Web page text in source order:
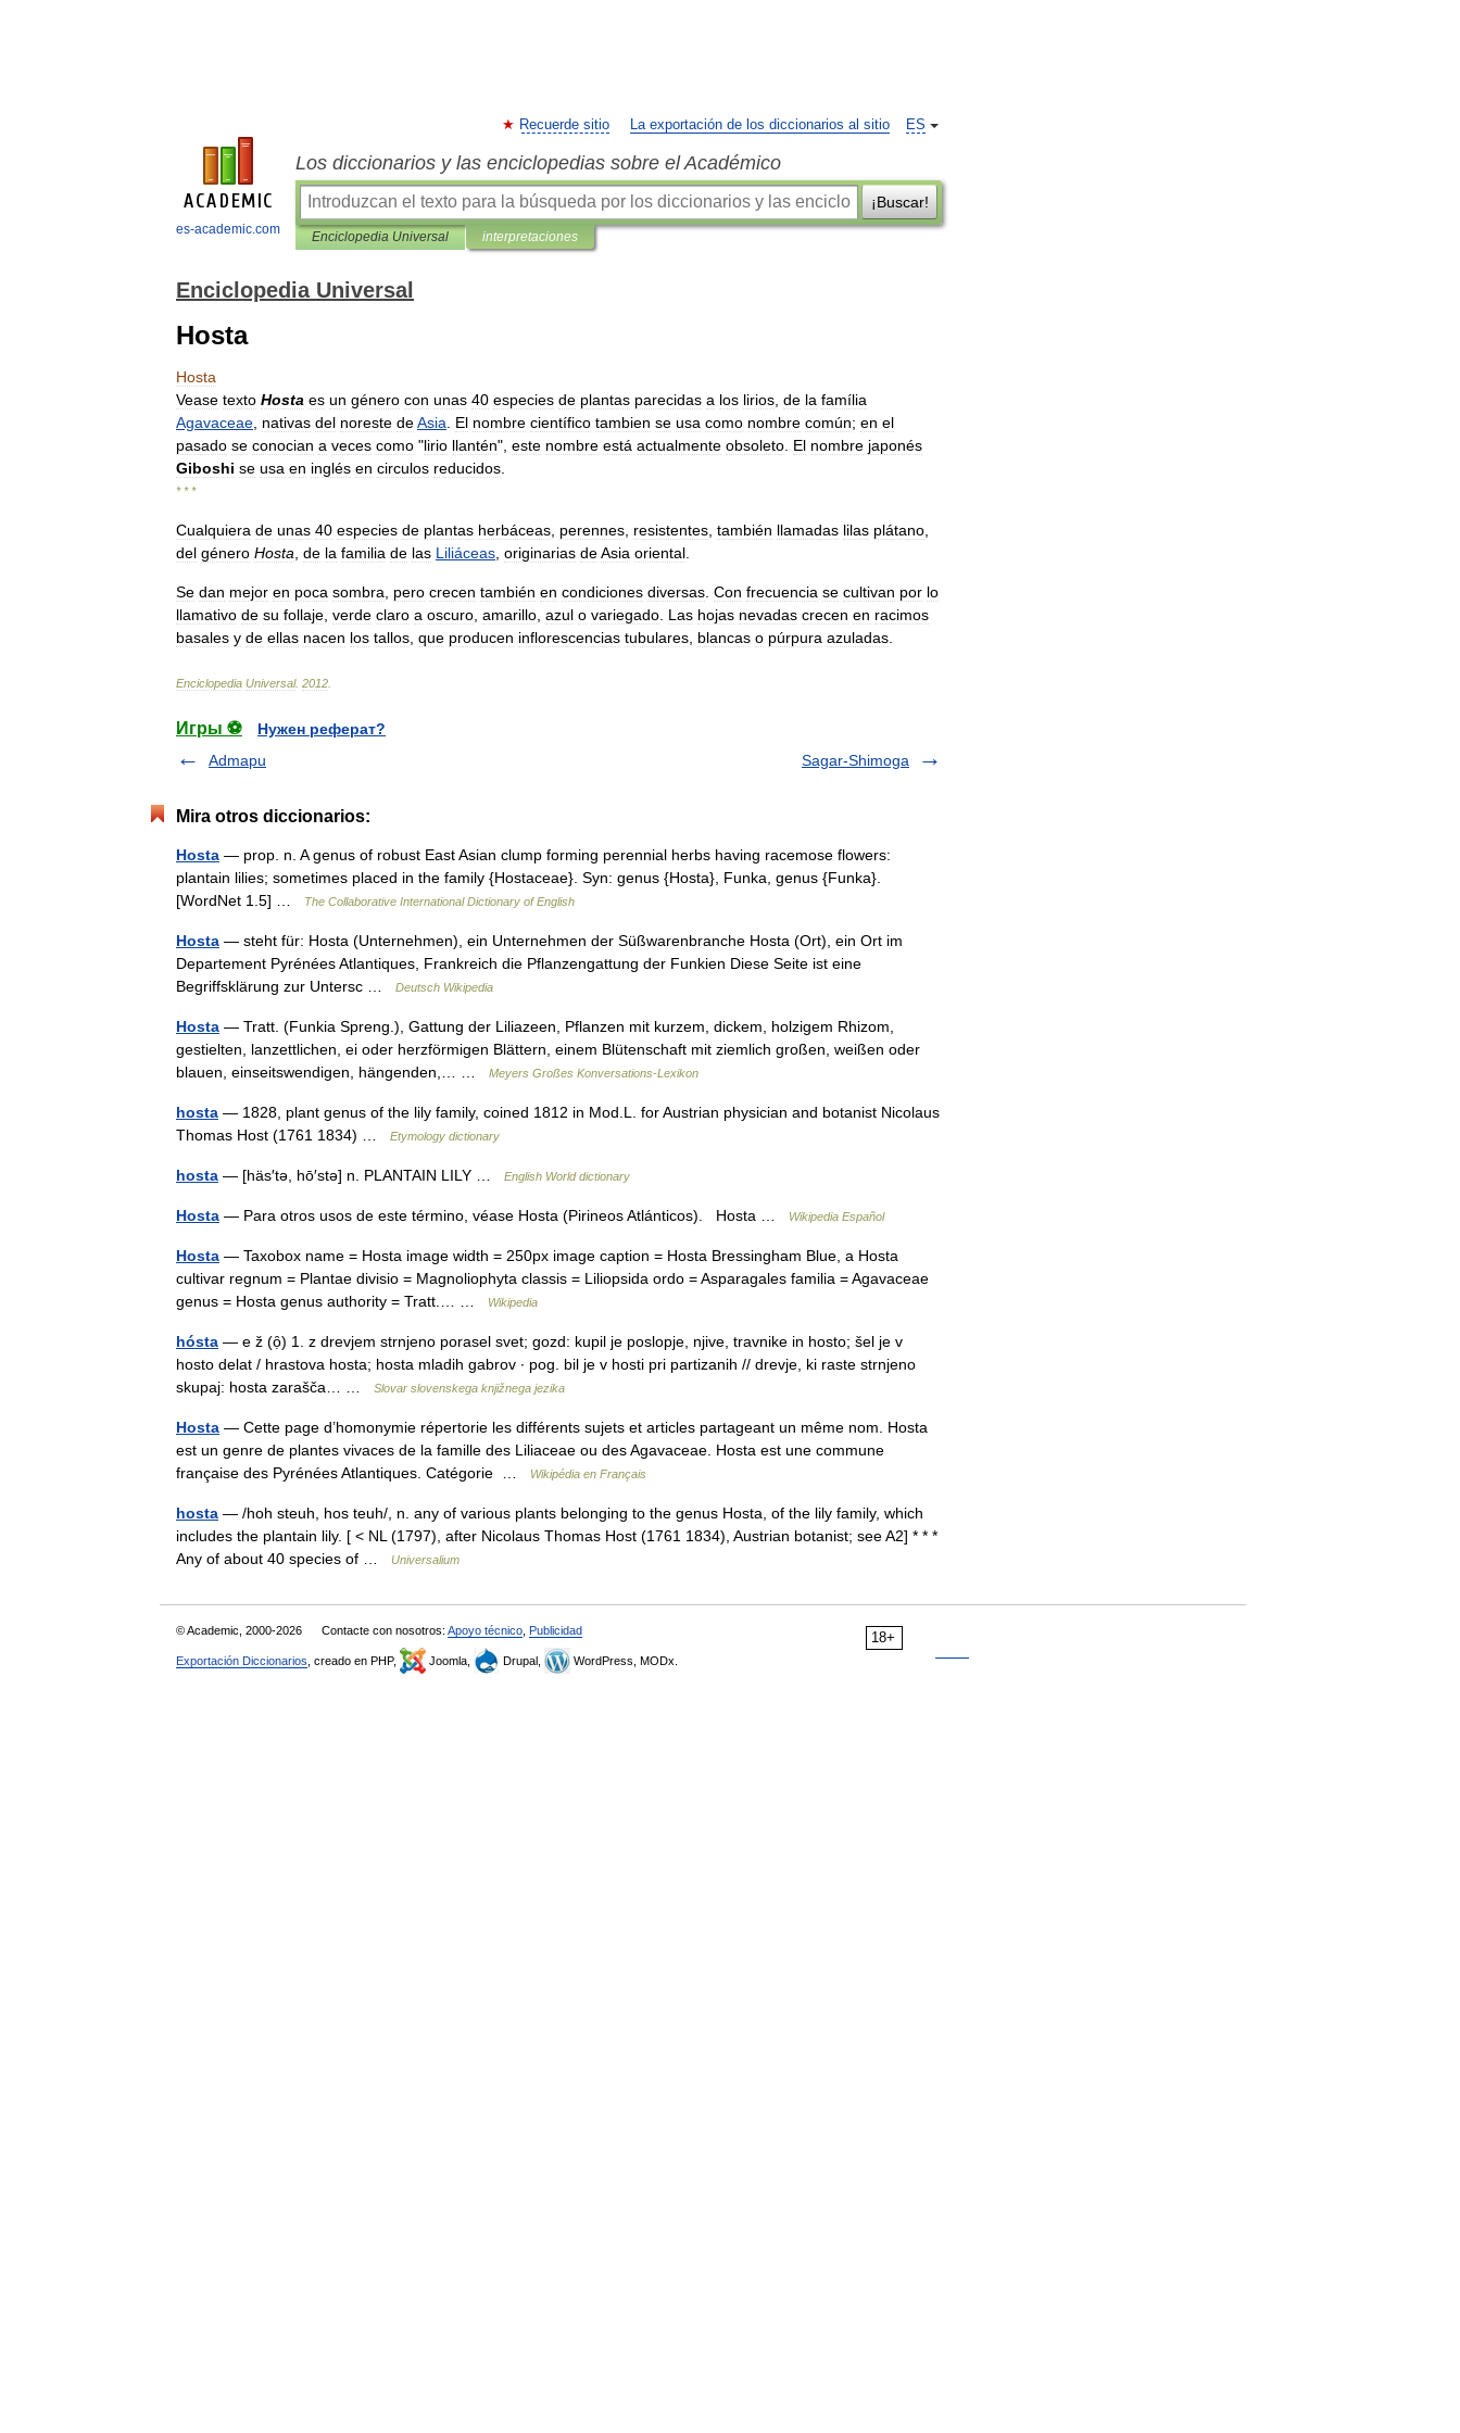
es-academic.com
ES
Recuerde sitio La exportación de los diccionarios al sitio
Los diccionarios y las enciclopedias sobre el Académico
¡Buscar!
Enciclopedia Universal interpretaciones
Enciclopedia Universal
Hosta
Hosta
Vease texto Hosta es un género con unas 40 especies de plantas parecidas a los lirios de la família
Agavaceae nativas del noreste deAsia El nombre científico tambien se usa como nombre común; en el
pasado se conocian a veces como "lirio llantén", este nombre está actualmente obsoleto El nombre japonés
Giboshi se usa en inglés en circulos reducidos
* * *
Cualquiera de unas 40 especies de plantas herbáceas perennes resistentes también llamadas lilas plátano
del género Hosta de la familia de las Liliáceas originarias deAsia oriental
Se dan mejor en poca sombra pero crecen también en condiciones diversas Con frecuencia se cultivan por lo
llamativo de su follaje verde claro a oscuro amarillo azul o variegado Las hojas nevadas crecen en racimos
basales y de ellas nacen los tallos que producen inflorescencias tubulares blancas o púrpura azuladas
Enciclopedia Universal. 2012
Игры ⚽
Нужен реферат?
Admapu
Sagar-Shimoga
Mira otros diccionarios:
Hosta — prop. n. A genus of robust East Asian clump forming perennial herbs having racemose flowers:
plantain lilies; sometimes placed in the family {Hostaceae}. Syn: genus {Hosta}, Funka, genus {Funka}.
[WordNet 1.5] …
The Collaborative International Dictionary of English
Hosta — steht für: Hosta (Unternehmen), ein Unternehmen der Süßwarenbranche Hosta (Ort), ein Ort im
Departement Pyrénées Atlantiques, Frankreich die Pflanzengattung der Funkien Diese Seite ist eine
Begriffsklärung zur Untersc …
Deutsch Wikipedia
Hosta — Tratt. (Funkia Spreng.), Gattung der Liliazeen, Pflanzen mit kurzem, dickem, holzigem Rhizom,
gestielten, lanzettlichen, ei oder herzförmigen Blättern, einem Blütenschaft mit ziemlich großen, weißen oder
blauen, einseitswendigen, hängenden,… …
Meyers Großes Konversations-Lexikon
hosta — 1828, plant genus of the lily family, coined 1812 in Mod.L. for Austrian physician and botanist Nicolaus
Thomas Host (1761 1834) …
Etymology dictionary
hosta — [häs′tə, hō′stə] n. PLANTAIN LILY … English World dictionary
Hosta — Para otros usos de este término, véase Hosta (Pirineos Atlánticos). Hosta … Wikipedia Español
Hosta — Taxobox name = Hosta image width = 250px image caption = Hosta Bressingham Blue, a Hosta
cultivar regnum = Plantae divisio = Magnoliophyta classis = Liliopsida ordo = Asparagales familia = Agavaceae
genus = Hosta genus authority = Tratt.… …
Wikipedia
hósta — e ž (ọ̑) 1. z drevjem strnjeno porasel svet; gozd: kupil je poslopje, njive, travnike in hosto; šel je v
hosto delat / hrastova hosta; hosta mladih gabrov ∙ pog. bil je v hosti pri partizanih // drevje, ki raste strnjeno
skupaj: hosta zarašča… …
Slovar slovenskega knjižnega jezika
Hosta — Cette page d’homonymie répertorie les différents sujets et articles partageant un même nom. Hosta
est un genre de plantes vivaces de la famille des Liliaceae ou des Agavaceae. Hosta est une commune
française des Pyrénées Atlantiques. Catégorie …
Wikipédia en Français
hosta — /hoh steuh, hos teuh/, n. any of various plants belonging to the genus Hosta, of the lily family, which
includes the plantain lily. [ < NL (1797), after Nicolaus Thomas Host (1761 1834), Austrian botanist; see A2] * * *
Any of about 40 species of …
Universalium
18+
© Academic, 2000-2026 Contacte con nosotros: Apoyo técnico Publicidad
Exportación Diccionarios , creado en PHP, Joomla, Drupal, WordPress, MODx.